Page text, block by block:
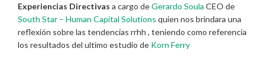
Experiencias Directivas a cargo deGerardo Soula CEO de
South Star – Human Capital Solutions quien nos brindara una
reflexión sobre las tendencias rrhh , teniendo como referencia
los resultados del ultimo estudio de Korn Ferry